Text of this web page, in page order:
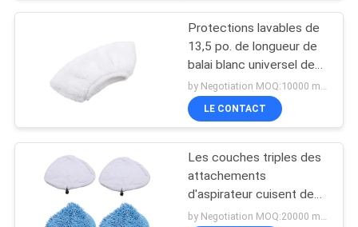
Protections lavables de
13,5 po. de longueur de
balai blanc universel de
vapeur
by Negotiation MOQ:10000 morceaux/morceaux
LE CONTACT
Les couches triples des
attachements
d'aspirateur cuisent des
protections à la vapeur by Negotiation MOQ:20000 morceaux/morceaux